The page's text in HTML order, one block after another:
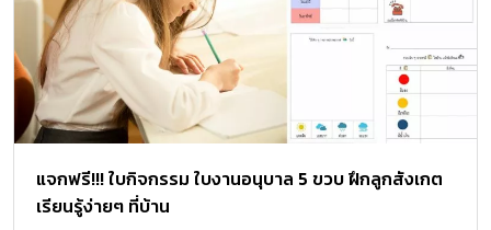
แจกฟรี!!! ใบกิจกรรม ใบงานอนุบาล 5 ขวบ ฝึกลูกสังเกต
เรียนรู้ง่ายๆ ที่บ้าน